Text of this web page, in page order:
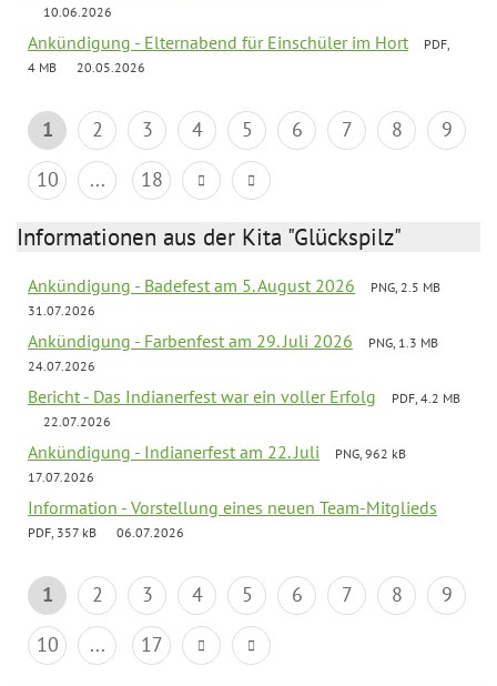
10.06.2026
Ankündigung - Elternabend für Einschüler im Hort
PDF,
4 MB
20.05.2026
1 2 3 4 5 6 7 8
9
10
... 18
Informationen aus der Kita "Glückspilz"
Ankündigung - Badefest am 5. August 2026
PNG, 2.5 MB
31.07.2026
Ankündigung - Farbenfest am 29. Juli 2026
PNG, 1.3 MB
24.07.2026
Bericht - Das Indianerfest war ein voller Erfolg
PDF, 4.2 MB
22.07.2026
Ankündigung - Indianerfest am 22. Juli
PNG, 962 kB
17.07.2026
Information - Vorstellung eines neuen Team-Mitglieds
PDF, 357 kB 06.07.2026
1 2 3 4 5 6 7 8
9
10
... 17